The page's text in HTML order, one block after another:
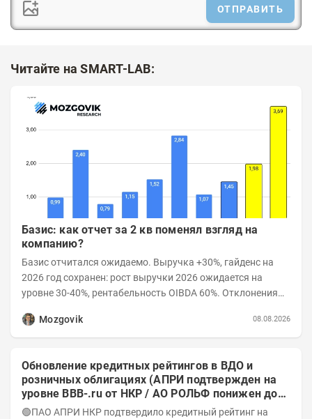
ОТПРАВИТЬ
Читайте на SMART-LAB:
Базис: как отчет за 2 кв поменял взгляд на
компанию?
Базис отчитался ожидаемо. Выручка +30%, гайденс на
2026 год сохранен: рост выручки 2026 ожидается на
уровне 30-40%, рентабельность OIBDA 60%. Отклонения
Mozgovik
08.08.2026
Обновление кредитных рейтингов в ВДО и
розничных облигациях (АПРИ подтвержден на
уровне BBB-.ru от НКР / АО РОЛЬФ понижен до
А-(RU) / Элит Строй присвоен на уровне BBB.ru)
🟢ПАО АПРИ НКР подтвердило кредитный рейтинг на